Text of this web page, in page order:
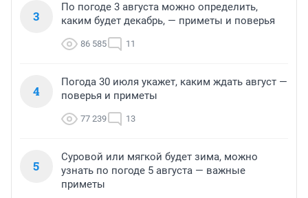
3
По погоде 3 августа можно определить,
каким будет декабрь, — приметы и поверья
86 585 11
4
Погода 30 июля укажет, каким ждать август —
поверья и приметы
77 239 13
5
Суровой или мягкой будет зима, можно
узнать по погоде 5 августа — важные
приметы